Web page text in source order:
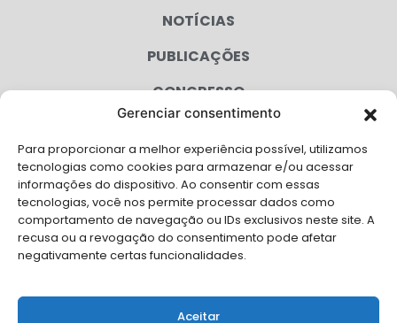
Gerenciar consentimento
Para proporcionar a melhor experiência possível, utilizamos
tecnologias como cookies para armazenar e/ou acessar
informações do dispositivo. Ao consentir com essas
tecnologias, você nos permite processar dados como
comportamento de navegação ou IDs exclusivos neste site. A
recusa ou a revogação do consentimento pode afetar
negativamente certas funcionalidades.
Aceitar
NOTÍCIAS
PUBLICAÇÕES
CONGRESSO
CAMPANHAS
SERVIÇOS
FILIADAS
FALE CONOSCO